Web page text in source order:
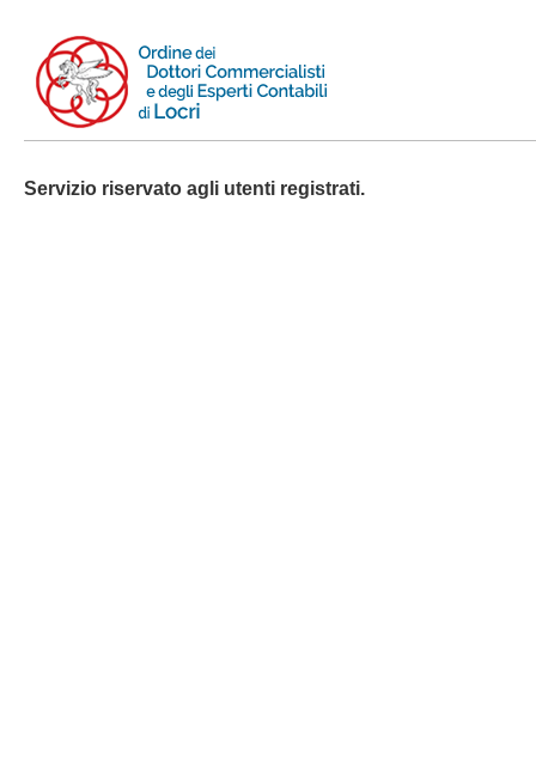
Servizio riservato agli utenti registrati.